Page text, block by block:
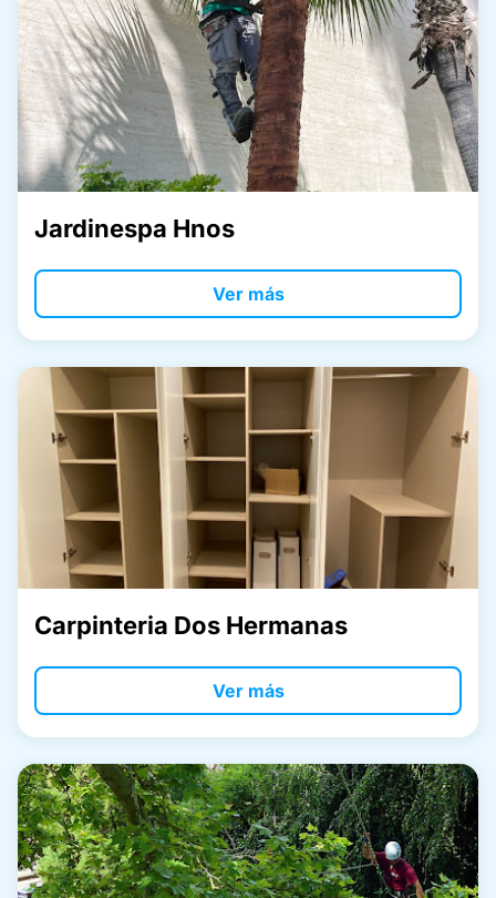
Jardinespa Hnos
Ver más
Carpinteria Dos Hermanas
Ver más